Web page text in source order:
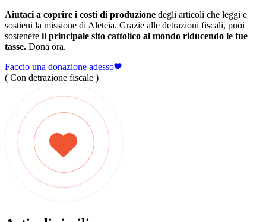
Aiutaci a coprire i costi di produzione degli articoli che leggi e
sostieni la missione di Aleteia. Grazie alle detrazioni fiscali, puoi
sostenere il principale sito cattolico al mondo riducendo le tue
tasse. Dona ora.
Faccio una donazione adesso
( Con detrazione fiscale )